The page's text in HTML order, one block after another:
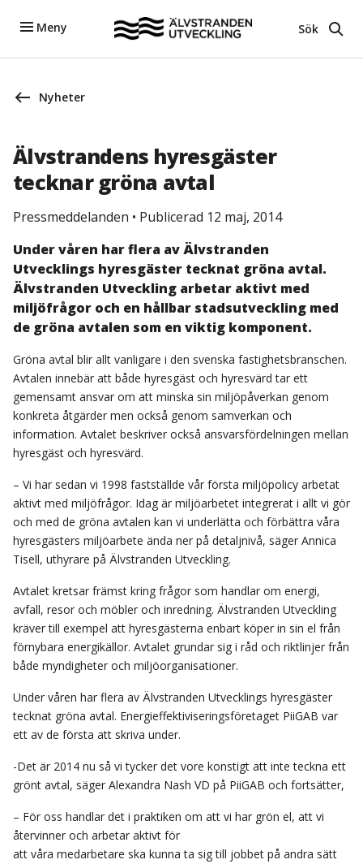
Meny Sök
Nyheter
Älvstrandens hyresgäster
tecknar gröna avtal
Pressmeddelanden • Publicerad 12 maj, 2014
Under våren har flera av Älvstranden
Utvecklings hyresgäster tecknat gröna avtal.
Älvstranden Utveckling arbetar aktivt med
miljöfrågor och en hållbar stadsutveckling med
de gröna avtalen som en viktig komponent.
Gröna avtal blir allt vanligare i den svenska fastighetsbranschen.
Avtalen innebär att både hyresgäst och hyresvärd tar ett
gemensamt ansvar om att minska sin miljöpåverkan genom
konkreta åtgärder men också genom samverkan och
information. Avtalet beskriver också ansvarsfördelningen mellan
hyresgäst och hyresvärd.
– Vi har sedan vi 1998 fastställde vår första miljöpolicy arbetat
aktivt med miljöfrågor. Idag är miljöarbetet integrerat i allt vi gör
och med de gröna avtalen kan vi underlätta och förbättra våra
hyresgästers miljöarbete ända ner på detaljnivå, säger Annica
Tisell, uthyrare på Älvstranden Utveckling.
Avtalet kretsar främst kring frågor som handlar om energi,
avfall, resor och möbler och inredning. Älvstranden Utveckling
kräver till exempel att hyresgästerna enbart köper in sin el från
förnybara energikällor. Avtalet grundar sig i råd och riktlinjer från
både myndigheter och miljöorganisationer.
Under våren har flera av Älvstranden Utvecklings hyresgäster
tecknat gröna avtal. Energieffektiviseringsföretaget PiiGAB var
ett av de första att skriva under.
-Det är 2014 nu så vi tycker det vore konstigt att inte teckna ett
grönt avtal, säger Alexandra Nash VD på PiiGAB och fortsätter,
– För oss handlar det i praktiken om att vi har grön el, att vi
återvinner och arbetar aktivt för
att våra medarbetare ska kunna ta sig till jobbet på andra sätt